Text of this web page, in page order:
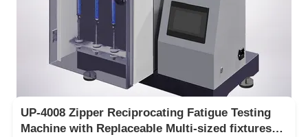
UP-4008 Zipper Reciprocating Fatigue Testing
Machine with Replaceable Multi-sized fixtures